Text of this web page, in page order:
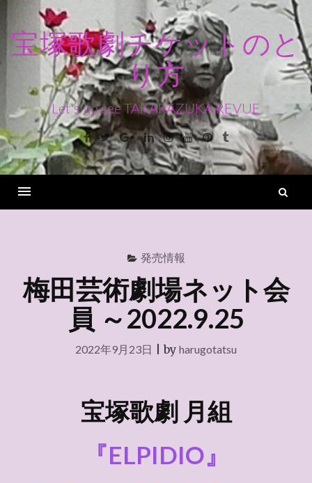
ン
ス
キ
ッ
宝塚歌劇チケットのと
り方
Let's go see TAKARAZUKA REVUE
Facebook
TwitterGoogle+LinkedinInstagram
YoutubePinterest
Tumblr
発売情報
梅田芸術劇場ネット会
員 ～2022.9.25
2022年9月23日 |by harugotatsu
宝塚歌劇 月組
『ELPIDIO』